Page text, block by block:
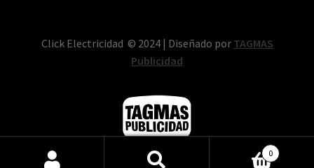
Click Electricidad © 2024 | Diseñado por TAGMAS
Publicidad
0